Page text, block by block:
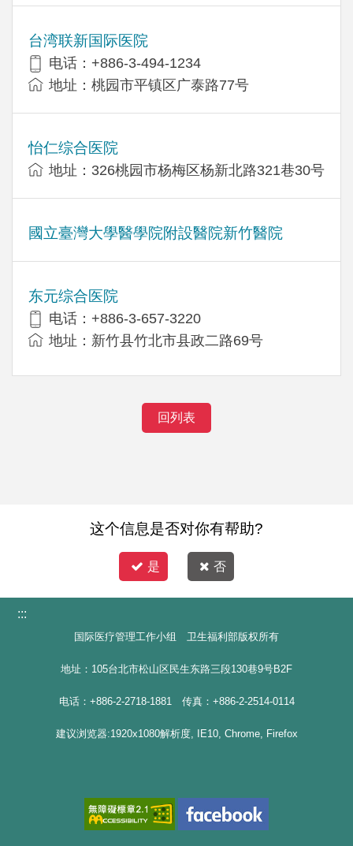
台湾联新国际医院
电话：+886-3-494-1234
地址：桃园市平镇区广泰路77号
怡仁综合医院
地址：326桃园市杨梅区杨新北路321巷30号
國立臺灣大學醫學院附設醫院新竹醫院
东元综合医院
电话：+886-3-657-3220
地址：新竹县竹北市县政二路69号
回列表
这个信息是否对你有帮助?
是 否
:::
国际医疗管理工作小组 卫生福利部版权所有
地址：105台北市松山区民生东路三段130巷9号B2F
电话：+886-2-2718-1881 传真：+886-2-2514-0114
建议浏览器:1920x1080解析度, IE10, Chrome, Firefox